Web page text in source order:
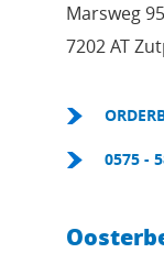
Marsweg 95
7202 AT
0575 -